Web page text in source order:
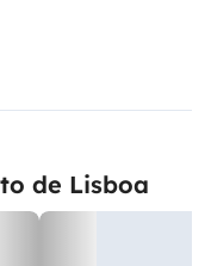
de Lisboa